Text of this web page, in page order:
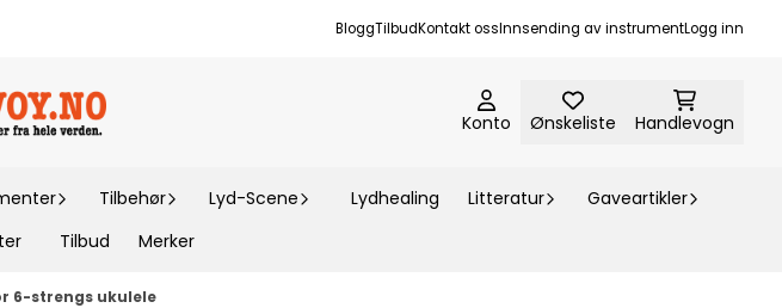
BloggTilbudKontakt ossInnsending av instrumentLogg inn
Konto Ønskeliste Handlevogn
Tilbehør Lyd-Scene Lydhealing Litteratur
Gaveartikler
Tilbud Merker
6-strengs ukulele